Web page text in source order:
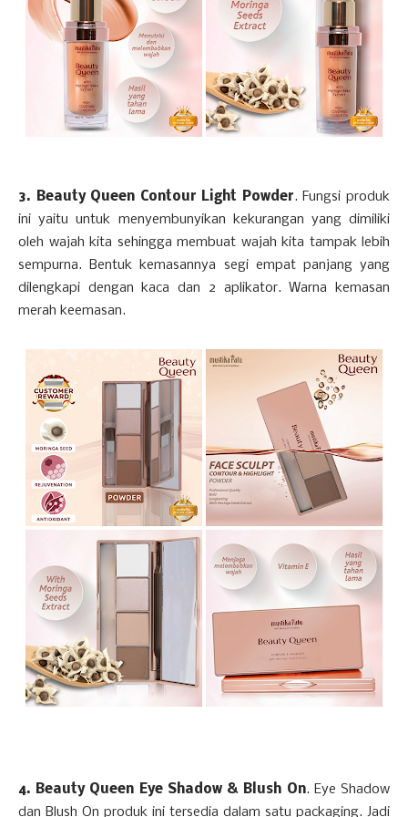
3. Beauty Queen Contour Light Powder. Fungsi produk
ini yaitu untuk menyembunyikan kekurangan yang dimiliki
oleh wajah kita sehingga membuat wajah kita tampak lebih
sempurna. Bentuk kemasannya segi empat panjang yang
dilengkapi dengan kaca dan 2 aplikator. Warna kemasan
merah keemasan.
4. Beauty Queen Eye Shadow & Blush On. Eye Shadow
dan Blush On produk ini tersedia dalam satu packaging. Jadi